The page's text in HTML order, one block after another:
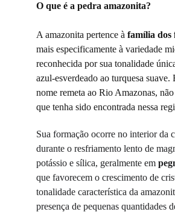
O que é a pedra amazonita?
A amazonita pertence à família dos
mais especificamente à variedade
reconhecida por sua tonalidade
azul-esverdeado ao turquesa suave.
nome remeta ao Rio Amazonas,
que tenha sido encontrada nessa
Sua formação ocorre no interior da
durante o resfriamento lento de
potássio e sílica, geralmente em
que favorecem o crescimento de
tonalidade característica da
presença de pequenas quantidades